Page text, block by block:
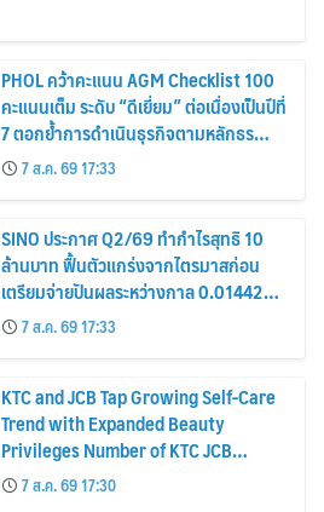
PHOL คว้าคะแนน AGM Checklist 100
คะแนนเต็ม ระดับ “ดีเยี่ยม” ต่อเนื่องเป็นปีที่
7 ตอกย้ำการดำเนินธุรกิจตามหลักธร
รมาภิบาล โปร่งใส สร้างความเชื่อมั่นผู้ถือ
หุ้น
7 ส.ค. 69 17:33
SINO ประกาศ Q2/69 ทำกำไรสุทธิ 10
ล้านบาท ฟื้นตัวแกร่งจากไตรมาสก่อน
เตรียมจ่ายปันผลระหว่างกาล 0.014423
บาทต่อหุ้น ครึ่งปีหลังมุ่งเติบโตต่อเนื่อง
7 ส.ค. 69 17:33
KTC and JCB Tap Growing Self-Care
Trend with Expanded Beauty
Privileges Number of KTC JCB
Cardmembers Spending on
Cosmetics Rises 26%
7 ส.ค. 69 17:30